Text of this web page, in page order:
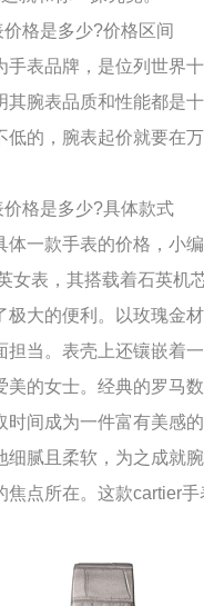
格是多少?价格区间
表品牌，是位列世界十
其腕表品质和性能都是
低的，腕表起价就要在
格是多少?具体款式
一款手表的价格，小编
女表，其搭载着石英机
极大的便利。以玫瑰金
担当。表壳上还镶嵌着
美的女士。经典的罗马
时间成为一件富有美感
细腻且柔软，为之成就
焦点所在。这款cartier